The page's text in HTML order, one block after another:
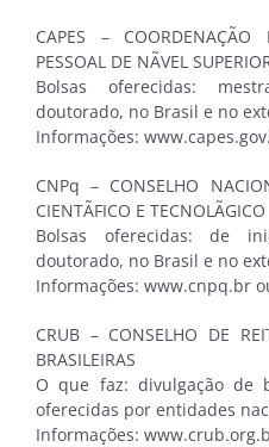
CAPES – COORDENAÇÃO
PESSOAL DE NÃVEL
Bolsas oferecidas:
doutorado, no Brasil e no
Informações:
CNPq – CONSELHO
CIENTÃFICO E TECNOLÃGICO
Bolsas oferecidas: de
doutorado, no Brasil e no
Informações: www.cnpq.br
CRUB – CONSELHO DE
BRASILEIRAS
O que faz: divulgação de
oferecidas por entidades
Informações: